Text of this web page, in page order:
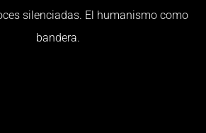
silenciadas. El humanismo como
bandera.